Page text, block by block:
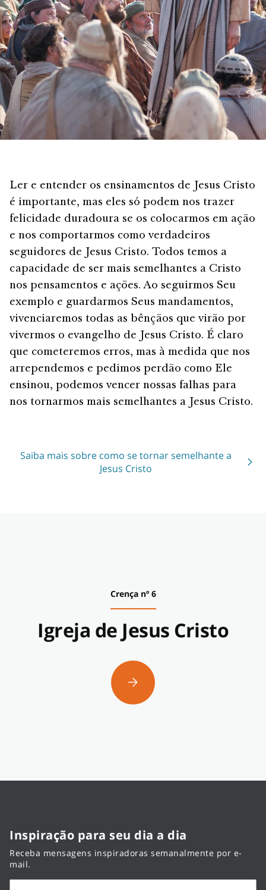
Ler e entender os ensinamentos de Jesus Cristo
é importante, mas eles só podem nos trazer
felicidade duradoura se os colocarmos em ação
e nos comportarmos como verdadeiros
seguidores de Jesus Cristo. Todos temos a
capacidade de ser mais semelhantes a Cristo
nos pensamentos e ações. Ao seguirmos Seu
exemplo e guardarmos Seus mandamentos,
vivenciaremos todas as bênçãos que virão por
vivermos o evangelho de Jesus Cristo. É claro
que cometeremos erros, mas à medida que nos
arrependemos e pedimos perdão como Ele
ensinou, podemos vencer nossas falhas para
nos tornarmos mais semelhantes a Jesus Cristo.
Saiba mais sobre como se tornar semelhante a
Jesus Cristo
Crença nº 6
Igreja de Jesus Cristo
Inspiração para seu dia a dia
Receba mensagens inspiradoras semanalmente por e-
mail.